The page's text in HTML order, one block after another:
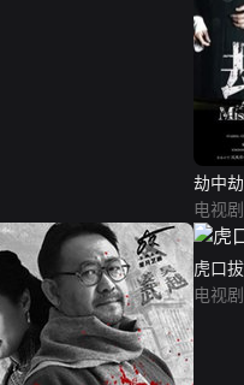
劫中劫
电视剧
虎口
电视剧